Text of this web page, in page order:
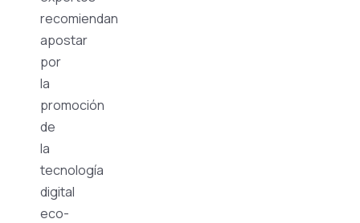
recomiendan
apostar
por
la
promoción
de
la
tecnología
digital
eco-